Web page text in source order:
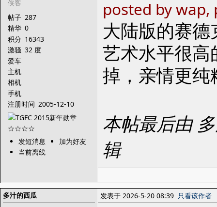
侠客
帖子 287
精华 0
积分 16343
激骚 32 度
爱车
主机
相机
手机
注册时间 2005-12-10
发短消息
加为好友
当前离线
posted by
大陆版的赛
艺术水平很
掉，亲情更
本帖最后由
辑
多汁的西瓜
发表于 2026-5-20 08:39 只看该作者